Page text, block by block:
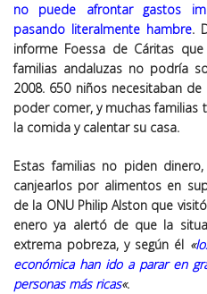
no puede afrontar gastos
pasando literalmente hambre.
informe Foessa de Cáritas
familias andaluzas no podría
2008. 650 niños necesitaban
poder comer, y muchas familias
la comida y calentar su casa.
Estas familias no piden
canjearlos por alimentos en
de la ONU Philip Alston que
enero ya alertó de que la
extrema pobreza, y según él «
económica han ido a parar en
personas más ricas«.